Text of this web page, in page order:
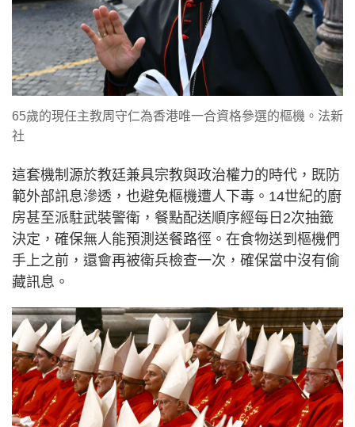
65歲的現任主教周守仁為香港唯一合資格參選的樞機。法新
社
這套機制源於教廷兼具宗教與政治權力的時代，既防
範外部訊息滲透，也避免樞機遭人下毒。14世紀的廚
房甚至派駐武裝警衛，餐點配送順序經每日2次抽籤
決定，確保無人能預測送餐路徑。在食物送到樞機們
手上之前，還會再被衛兵檢查一次，確保當中沒有偷
藏訊息。